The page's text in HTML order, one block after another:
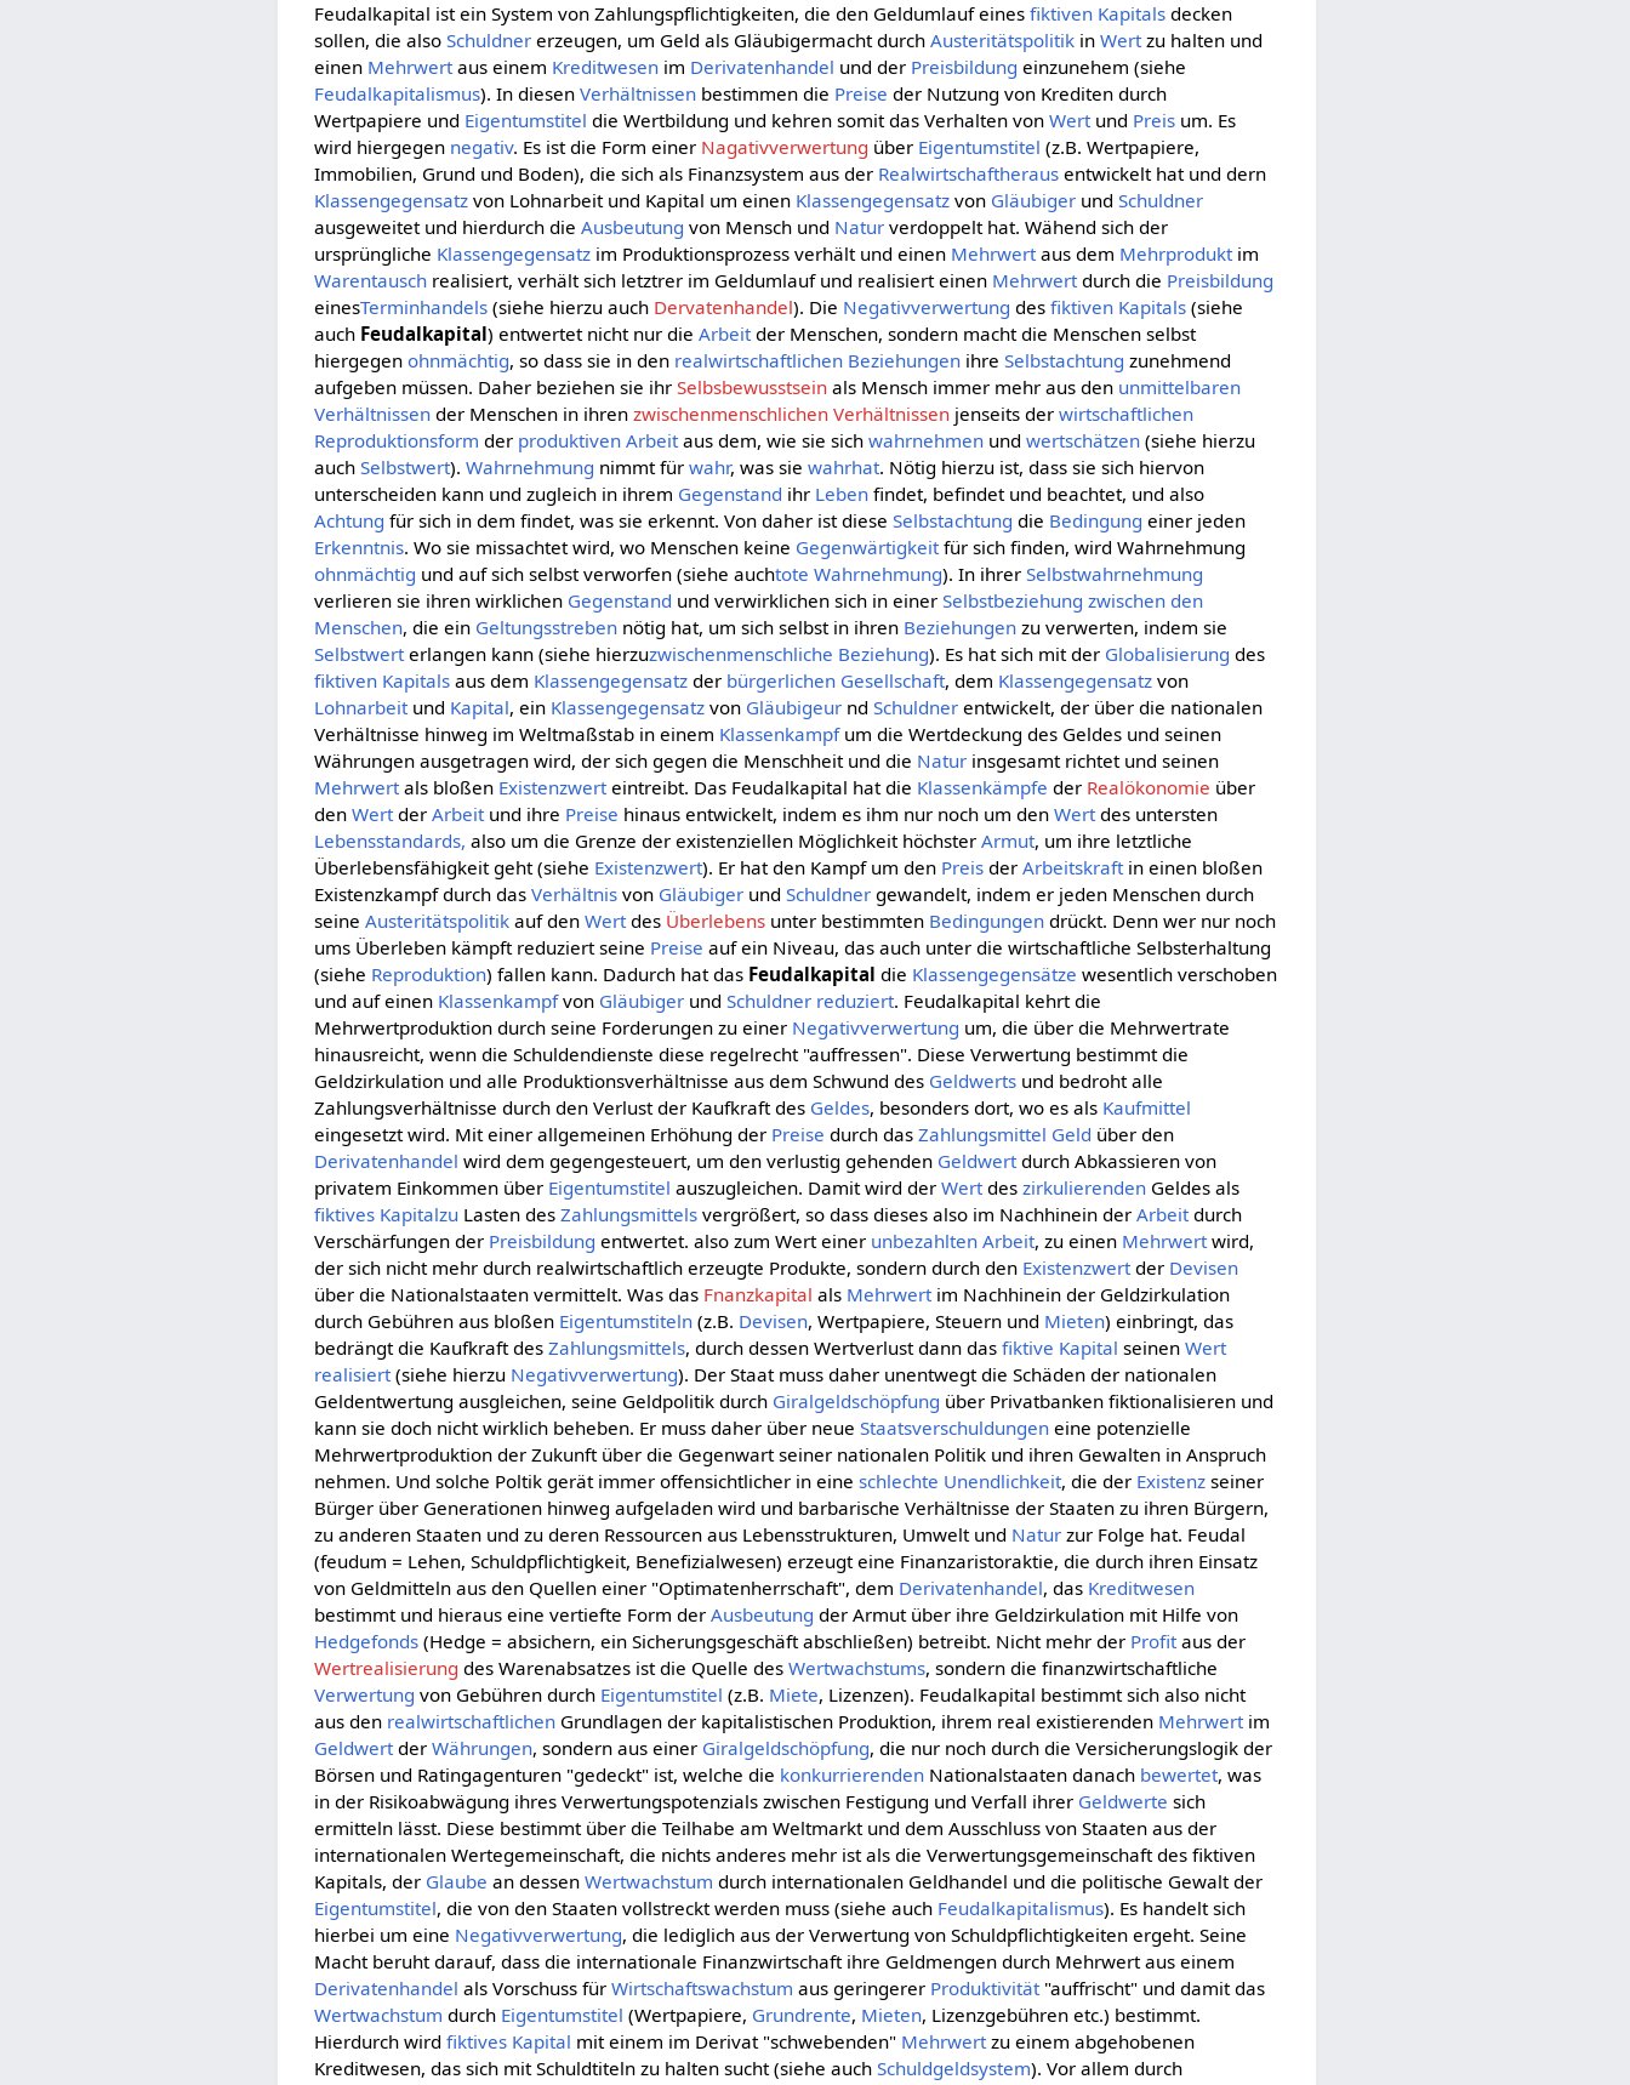
Feudalkapital ist ein System von Zahlungspflichtigkeiten, die den Geldumlauf einesfiktiven Kapitals decken
sollen, die alsoSchuldner erzeugen, um Geld als Gläubigermacht durchAusteritätspolitik inWertzu halten und
einen Mehrwertaus einem Kreditwesen im Derivatenhandel und der Preisbildung einzunehem (siehe
Feudalkapitalismus). In diesenVerhältnissen bestimmen die Preise der Nutzung von Krediten durch
Wertpapiere und Eigentumstitel die Wertbildung und kehren somit das Verhalten vonWertund Preis um. Es
wird hiergegen negativ. Es ist die Form einer Nagativverwertung über Eigentumstitel (z.B. Wertpapiere,
Immobilien, Grund und Boden), die sich als Finanzsystem aus der Realwirtschaftheraus entwickelt hat und dern
Klassengegensatz von Lohnarbeit und Kapital um einen Klassengegensatz von Gläubiger undSchuldner
ausgeweitet und hierdurch dieAusbeutung von Mensch und Natur verdoppelt hat. Wähend sich der
ursprüngliche Klassengegensatz im Produktionsprozess verhält und einen Mehrwertaus dem Mehrproduktim
Warentausch realisiert, verhält sich letztrer im Geldumlauf und realisiert einen Mehrwertdurch die Preisbildung
einesTerminhandels (siehe hierzu auch Dervatenhandel). Die Negativverwertung desfiktiven Kapitals (siehe
auch Feudalkapital) entwertet nicht nur dieArbeitder Menschen, sondern macht die Menschen selbst
hiergegenohnmächtig, so dass sie in den realwirtschaftlichen Beziehungen ihreSelbstachtung zunehmend
aufgeben müssen. Daher beziehen sie ihrSelbsbewusstsein als Mensch immer mehr aus den unmittelbaren
Verhältnissen der Menschen in ihrenzwischenmenschlichen Verhältnissen jenseits derwirtschaftlichen
Reproduktionsform der produktiven Arbeitaus dem, wie sie sichwahrnehmen undwertschätzen (siehe hierzu
auchSelbstwert).Wahrnehmung nimmt fürwahr, was siewahrhat. Nötig hierzu ist, dass sie sich hiervon
unterscheiden kann und zugleich in ihrem Gegenstand ihr Leben findet, befindet und beachtet, und also
Achtung für sich in dem findet, was sie erkennt. Von daher ist dieseSelbstachtung die Bedingung einer jeden
Erkenntnis. Wo sie missachtet wird, wo Menschen keine Gegenwärtigkeitfür sich finden, wird Wahrnehmung
ohnmächtig und auf sich selbst verworfen (siehe auchtote Wahrnehmung). In ihrerSelbstwahrnehmung
verlieren sie ihren wirklichen Gegenstand und verwirklichen sich in einerSelbstbeziehung zwischen den
Menschen, die ein Geltungsstreben nötig hat, um sich selbst in ihren Beziehungen zu verwerten, indem sie
Selbstwerterlangen kann (siehe hierzuzwischenmenschliche Beziehung). Es hat sich mit der Globalisierung des
fiktiven Kapitals aus dem Klassengegensatz der bürgerlichen Gesellschaft, dem Klassengegensatz von
Lohnarbeitund Kapital, ein Klassengegensatz von Gläubigeur ndSchuldner entwickelt, der über die nationalen
Verhältnisse hinweg im Weltmaßstab in einem Klassenkampfum die Wertdeckung des Geldes und seinen
Währungen ausgetragen wird, der sich gegen die Menschheit und die Natur insgesamt richtet und seinen
Mehrwertals bloßen Existenzwerteintreibt. Das Feudalkapital hat die Klassenkämpfe der Realökonomie über
denWertderArbeitund ihre Preise hinaus entwickelt, indem es ihm nur noch um denWertdes untersten
Lebensstandards, also um die Grenze der existenziellen Möglichkeit höchsterArmut, um ihre letztliche
Überlebensfähigkeit geht (siehe Existenzwert). Er hat den Kampf um den Preis derArbeitskraftin einen bloßen
Existenzkampf durch dasVerhältnis von Gläubiger undSchuldner gewandelt, indem er jeden Menschen durch
seineAusteritätspolitik auf denWertdes Überlebens unter bestimmten Bedingungen drückt. Denn wer nur noch
ums Überleben kämpft reduziert seine Preise auf ein Niveau, das auch unter die wirtschaftliche Selbsterhaltung
(siehe Reproduktion) fallen kann. Dadurch hat das Feudalkapital die Klassengegensätze wesentlich verschoben
und auf einen Klassenkampfvon Gläubiger undSchuldner reduziert. Feudalkapital kehrt die
Mehrwertproduktion durch seine Forderungen zu einer Negativverwertung um, die über die Mehrwertrate
hinausreicht, wenn die Schuldendienste diese regelrecht "auffressen". Diese Verwertung bestimmt die
Geldzirkulation und alle Produktionsverhältnisse aus dem Schwund des Geldwerts und bedroht alle
Zahlungsverhältnisse durch den Verlust der Kaufkraft des Geldes, besonders dort, wo es als Kaufmittel
eingesetzt wird. Mit einer allgemeinen Erhöhung der Preise durch dasZahlungsmittel Geld über den
Derivatenhandel wird dem gegengesteuert, um den verlustig gehenden Geldwertdurch Abkassieren von
privatem Einkommen über Eigentumstitel auszugleichen. Damit wird derWertdeszirkulierenden Geldes als
fiktives Kapitalzu Lasten desZahlungsmittels vergrößert, so dass dieses also im Nachhinein derArbeitdurch
Verschärfungen der Preisbildung entwertet. also zum Wert einer unbezahlten Arbeit, zu einen Mehrwertwird,
der sich nicht mehr durch realwirtschaftlich erzeugte Produkte, sondern durch den Existenzwertder Devisen
über die Nationalstaaten vermittelt. Was das Fnanzkapital als Mehrwertim Nachhinein der Geldzirkulation
durch Gebühren aus bloßen Eigentumstiteln (z.B. Devisen, Wertpapiere, Steuern und Mieten) einbringt, das
bedrängt die Kaufkraft desZahlungsmittels, durch dessen Wertverlust dann dasfiktive Kapital seinenWert
realisiert(siehe hierzu Negativverwertung). Der Staat muss daher unentwegt die Schäden der nationalen
Geldentwertung ausgleichen, seine Geldpolitik durch Giralgeldschöpfung über Privatbanken fiktionalisieren und
kann sie doch nicht wirklich beheben. Er muss daher über neueStaatsverschuldungen eine potenzielle
Mehrwertproduktion der Zukunft über die Gegenwart seiner nationalen Politik und ihren Gewalten in Anspruch
nehmen. Und solche Poltik gerät immer offensichtlicher in eineschlechte Unendlichkeit, die der Existenz seiner
Bürger über Generationen hinweg aufgeladen wird und barbarische Verhältnisse der Staaten zu ihren Bürgern,
zu anderen Staaten und zu deren Ressourcen aus Lebensstrukturen, Umwelt und Natur zur Folge hat. Feudal
(feudum = Lehen, Schuldpflichtigkeit, Benefizialwesen) erzeugt eine Finanzaristoraktie, die durch ihren Einsatz
von Geldmitteln aus den Quellen einer "Optimatenherrschaft", dem Derivatenhandel, das Kreditwesen
bestimmt und hieraus eine vertiefte Form derAusbeutung der Armut über ihre Geldzirkulation mit Hilfe von
Hedgefonds (Hedge = absichern, ein Sicherungsgeschäft abschließen) betreibt. Nicht mehr der Profitaus der
Wertrealisierung des Warenabsatzes ist die Quelle desWertwachstums, sondern die finanzwirtschaftliche
Verwertung von Gebühren durch Eigentumstitel (z.B. Miete, Lizenzen). Feudalkapital bestimmt sich also nicht
aus den realwirtschaftlichen Grundlagen der kapitalistischen Produktion, ihrem real existierenden Mehrwertim
GeldwertderWährungen, sondern aus einer Giralgeldschöpfung, die nur noch durch die Versicherungslogik der
Börsen und Ratingagenturen "gedeckt" ist, welche die konkurrierenden Nationalstaaten danach bewertet, was
in der Risikoabwägung ihres Verwertungspotenzials zwischen Festigung und Verfall ihrer Geldwerte sich
ermitteln lässt. Diese bestimmt über die Teilhabe am Weltmarkt und dem Ausschluss von Staaten aus der
internationalen Wertegemeinschaft, die nichts anderes mehr ist als die Verwertungsgemeinschaft des fiktiven
Kapitals, der Glaube an dessenWertwachstum durch internationalen Geldhandel und die politische Gewalt der
Eigentumstitel, die von den Staaten vollstreckt werden muss (siehe auch Feudalkapitalismus). Es handelt sich
hierbei um eine Negativverwertung, die lediglich aus der Verwertung von Schuldpflichtigkeiten ergeht. Seine
Macht beruht darauf, dass die internationale Finanzwirtschaft ihre Geldmengen durch Mehrwert aus einem
Derivatenhandel als Vorschuss fürWirtschaftswachstum aus geringerer Produktivität"auffrischt" und damit das
Wertwachstum durch Eigentumstitel (Wertpapiere, Grundrente, Mieten, Lizenzgebühren etc.) bestimmt.
Hierdurch wirdfiktives Kapital mit einem im Derivat "schwebenden" Mehrwertzu einem abgehobenen
Kreditwesen, das sich mit Schuldtiteln zu halten sucht (siehe auchSchuldgeldsystem). Vor allem durch